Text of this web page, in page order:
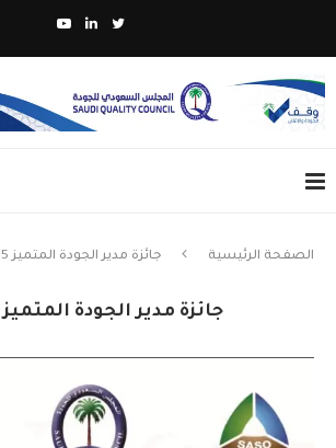
الصفحة الرئيسية جائزة مدير الجودة المتميز 2015
جائزة مدير الجودة المتميز 2015